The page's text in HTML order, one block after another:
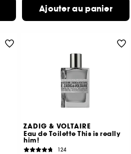
Ajouter au panier
ZADIG & VOLTAIRE
Eau de Toilette This is really
him!
124